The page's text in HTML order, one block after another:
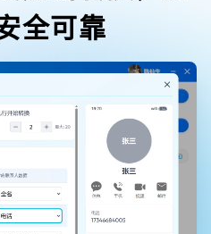
全可靠